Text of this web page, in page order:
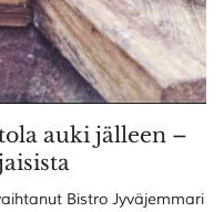
auki jälleen –
Bistro Jyväjemmari